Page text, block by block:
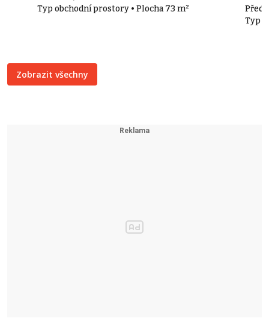
Typ obchodní prostory • Plocha 73 m²
Typ
Zobrazit všechny